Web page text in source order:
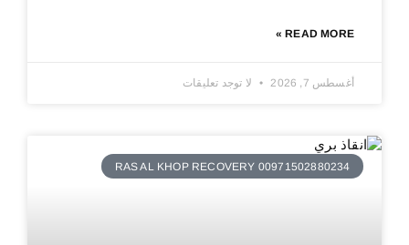
READ MORE »
أغسطس 7, 2026 لا توجد تعليقات
RAS AL KHOP RECOVERY 00971502880234